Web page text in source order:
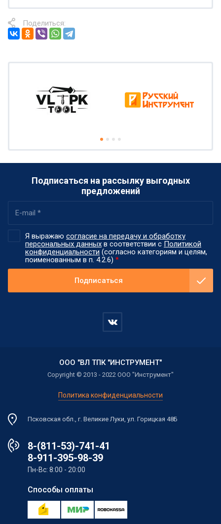
Поделиться:
Подписаться на рассылку выгодных
предложений
Я выражаю согласие на передачу и обработку
персональных данных в соответствии с Политикой
конфиденциальности (согласно категориям и целям,
поименованным в п. 4.2.6) *
Подписаться
ООО "ВЛ ТПК "ИНСТРУМЕНТ"
Copyright © 2013 - 2022 ООО "Инструмент"
Политика конфиденциальности
Псковская обл., г. Великие Луки, ул. Горицкая 48Б
8-(811-53)-741-41
8-911-395-98-39
Пн-Вс: 8:00 - 20:00
Способы оплаты